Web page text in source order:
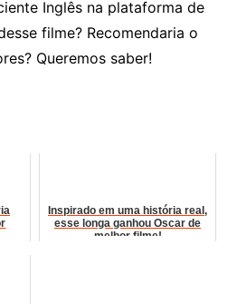
Inglês na plataforma de
filme? Recomendaria o
Queremos saber!
Inspirado em uma história real,
esse longa ganhou Oscar de
melhor filme!